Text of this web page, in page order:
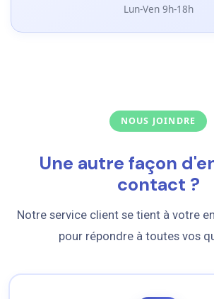
Lun-Ven 9h-18h
NOUS JOINDRE
Une autre façon
contact ?
Notre service client se tient à votre
pour répondre à toutes vos